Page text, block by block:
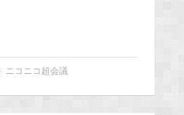
ニコニコ超会議